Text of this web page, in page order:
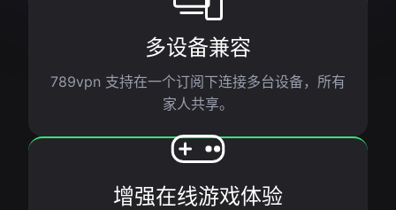
多设备兼容
789vpn 支持在一个订阅下连接多台设备，所有
家人共享。
增强在线游戏体验